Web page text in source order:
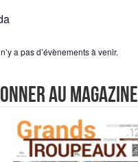
a pas d’évènements à venir.
au magazine